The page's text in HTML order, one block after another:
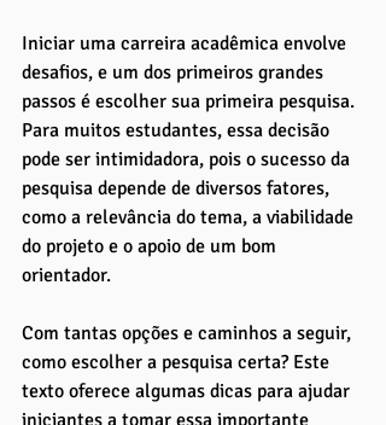
Iniciar uma carreira acadêmica envolve
desafios, e um dos primeiros grandes
passos é escolher sua primeira pesquisa.
Para muitos estudantes, essa decisão
pode ser intimidadora, pois o sucesso da
pesquisa depende de diversos fatores,
como a relevância do tema, a viabilidade
do projeto e o apoio de um bom
orientador.
Com tantas opções e caminhos a seguir,
como escolher a pesquisa certa? Este
texto oferece algumas dicas para ajudar